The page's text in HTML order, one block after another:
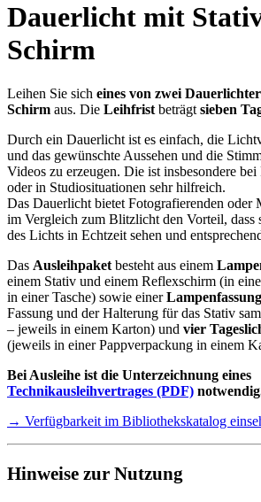
Dauerlicht mit
Schirm
Leihen Sie sich eines von zwei
Schirm aus. Die Leihfrist beträgt sieben
Durch ein Dauerlicht ist es einfach, die
und das gewünschte Aussehen und die
Videos zu erzeugen. Die ist insbesondere
oder in Studiosituationen sehr hilfreich.
Das Dauerlicht bietet Fotografierenden oder
im Vergleich zum Blitzlicht den Vorteil, dass
des Lichts in Echtzeit sehen und
Das Ausleihpaket besteht aus einem
einem Stativ und einem Reflexschirm (in
in einer Tasche) sowie einerLampenfassung
Fassung und der Halterung für das Stativ
– jeweils in einem Karton) und vier
(jeweils in einer Pappverpackung in einem
Bei Ausleihe ist die Unterzeichnung eines
Technikausleihvertrages (PDF)
→ Verfügbarkeit im Bibliothekskatalog
Hinweise zur Nutzung